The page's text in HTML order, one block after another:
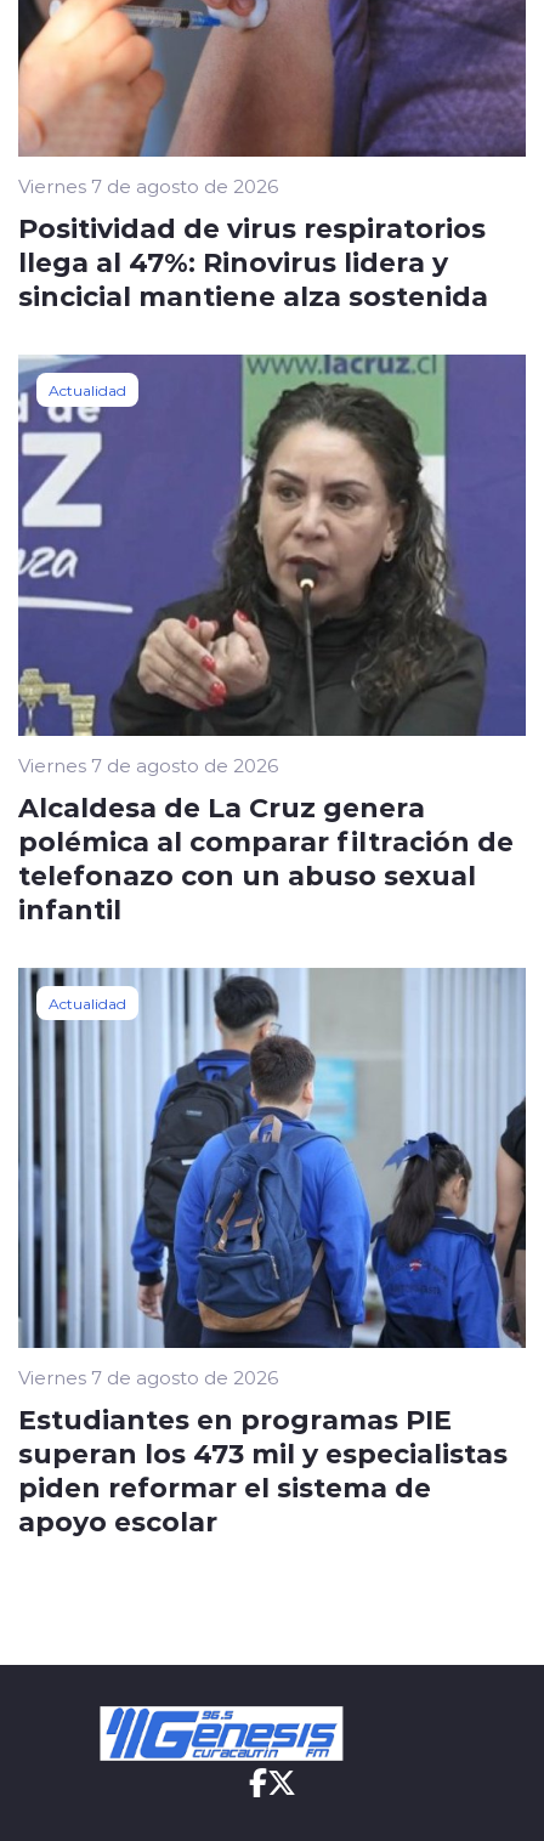
Viernes 7 de agosto de 2026
Positividad de virus respiratorios
llega al 47%: Rinovirus lidera y
sincicial mantiene alza sostenida
Actualidad
Viernes 7 de agosto de 2026
Alcaldesa de La Cruz genera
polémica al comparar filtración de
telefonazo con un abuso sexual
infantil
Actualidad
Viernes 7 de agosto de 2026
Estudiantes en programas PIE
superan los 473 mil y especialistas
piden reformar el sistema de
apoyo escolar